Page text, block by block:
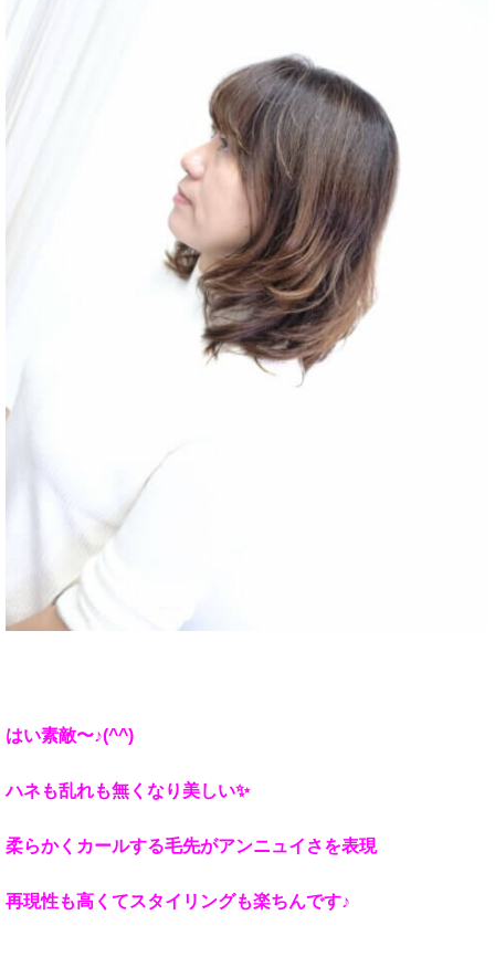
はい素敵〜♪(^^)
ハネも乱れも無くなり美しい✨
柔らかくカールする毛先がアンニュイさを表現
再現性も高くてスタイリングも楽ちんです♪